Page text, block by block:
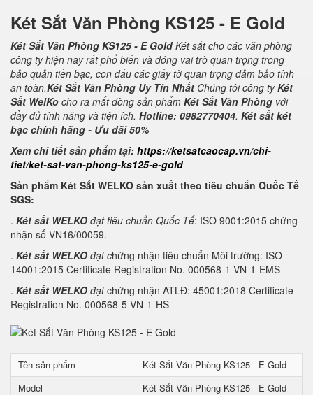
Két Sắt Văn Phòng KS125 - E Gold
Két Sắt Văn Phòng KS125 - E GoldKét sắt cho các văn phòng
công ty hiện nay rất phổ biến và đóng vai trò quan trọng trong
bảo quản tiền bạc, con dấu các giấy tờ quan trọng đảm bảo tính
an toàn.Két Sắt Văn Phòng Uy Tín Nhất Chúng tôi công tyKét
Sắt WelKo cho ra mắt dòng sản phẩm Két Sắt Văn Phòng với
đầy đủ tính năng và tiện ích. Hotline: 0982770404. Két sắt két
bạc chính hãng - Ưu đãi 50%
Xem chi tiết sản phẩm tại: https://ketsatcaocap.vn/chi-
tiet/ket-sat-van-phong-ks125-e-gold
Sản phẩm Két Sắt WELKO sản xuất theo tiêu chuẩn Quốc Tế
SGS:
. Két sắt WELKO đạt tiêu chuẩn Quốc Tế: ISO 9001:2015 chứng
nhận số VN16/00059.
. Két sắt WELKO đạt chứng nhận tiêu chuẩn Môi trường: ISO
14001:2015 Certificate Registration No. 000568-1-VN-1-EMS
. Két sắt WELKO đạtchứng nhận ATLĐ: 45001:2018 Certificate
Registration No. 000568-5-VN-1-HS
Tên sản phẩm
Két Sắt Văn Phòng KS125 - E Gold
Model
Két Sắt Văn Phòng KS125 - E Gold